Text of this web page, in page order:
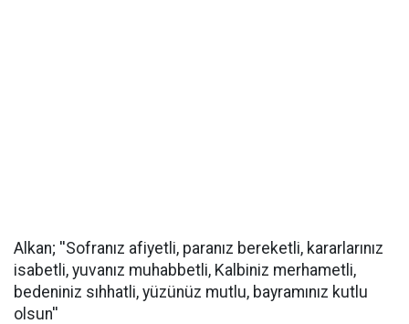
Alkan; ''Sofranız afiyetli, paranız bereketli, kararlarınız
isabetli, yuvanız muhabbetli, Kalbiniz merhametli,
bedeniniz sıhhatli, yüzünüz mutlu, bayramınız kutlu
olsun''